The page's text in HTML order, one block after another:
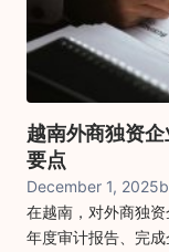
越南外商独资
要点
December 1, 2025
在越南，对外商独
年度审计报告、完